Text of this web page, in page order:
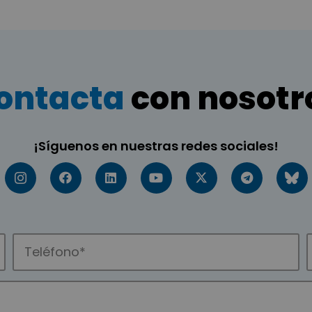
con
¡Síguenos en nuestras redes sociales!